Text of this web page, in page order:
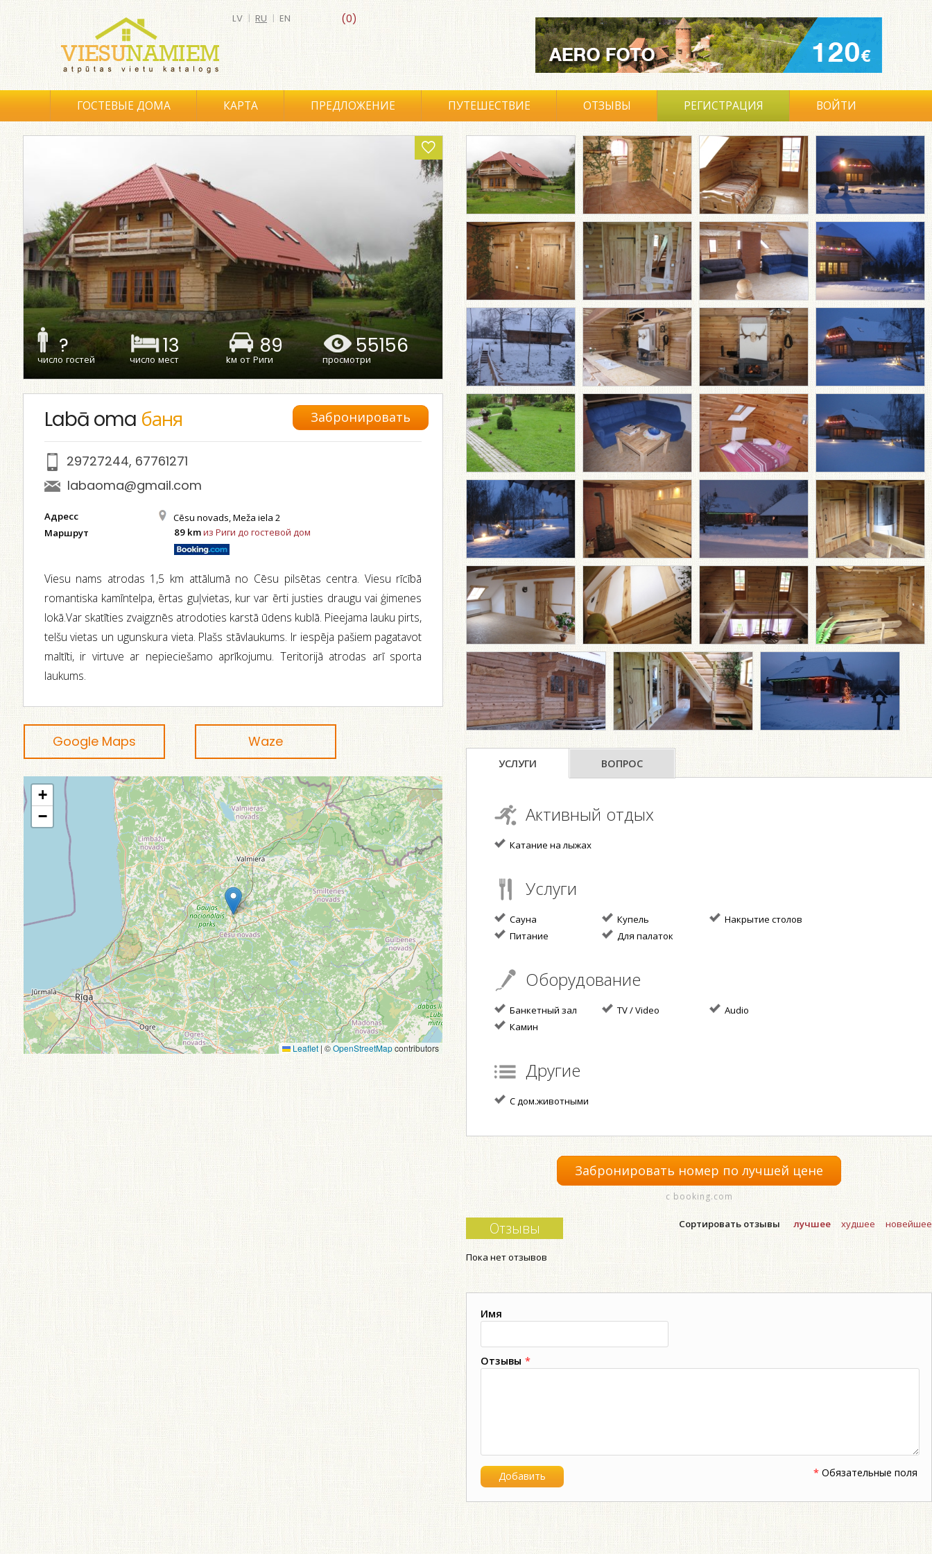
(0)
LV | RU | EN
ГОСТЕВЫЕ ДОМА КАРТА ПРЕДЛОЖЕНИЕ ПУТЕШЕСТВИЕ ОТЗЫВЫ РЕГИСТРАЦИЯ ВОЙТИ
?
число гостей
13
число мест
89
kм от Риги
55156
просмотри
Labā oma баня Забронировать
29727244, 67761271
labaoma@gmail.com
Адресс Cēsu novads, Meža iela 2
Маршрут 89 kmиз Риги до гостевой дом
Viesu nams atrodas 1,5 km attālumā no Cēsu pilsētas centra. Viesu rīcībā
romantiska kamīntelpa, ērtas guļvietas, kur var ērti justies draugu vai ģimenes
lokā.Var skatīties zvaigznēs atrodoties karstā ūdens kublā. Pieejama lauku pirts,
telšu vietas un ugunskura vieta. Plašs stāvlaukums. Ir iespēja pašiem pagatavot
maltīti, ir virtuve ar nepieciešamo aprīkojumu. Teritorijā atrodas arī sporta
laukums.
Google Maps Waze
+
−
Leaflet | ©OpenStreetMapcontributors
УСЛУГИ ВОПРОС
Активный отдых
Катание на лыжах
Услуги
Сауна Купель
Накрытие столов
Питание
Для палаток
Оборудование
Банкетный зал TV / Video
Audio
Камин
Другие
С дом.животными
Забронировать номер по лучшей цене
с booking.com
Сортировать отзывы лучшее худшее новейшее
Отзывы
Пока нет отзывов
Имя
Отзывы *
* Обязательные поля